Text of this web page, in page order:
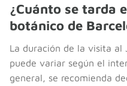
¿Cuánto se tarda
botánico de
La duración de la visita al
puede variar según el
general, se recomienda